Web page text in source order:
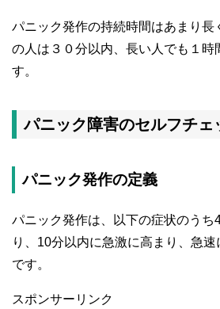
パニック発作の持続時間はあまり長
の人は３０分以内、長い人でも１時
す。
パニック障害のセルフチェ
パニック発作の定義
パニック発作は、以下の症状のうち
り、10分以内に急激に高まり、急
です。
スポンサーリンク